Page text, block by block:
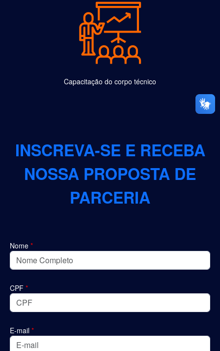
Capacitação do corpo técnico
INSCREVA-SE E RECEBA
NOSSA PROPOSTA DE
PARCERIA
Nome *
CPF *
E-mail *